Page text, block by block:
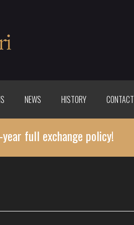
NEWS HISTORY CONTACT
full exchange policy!